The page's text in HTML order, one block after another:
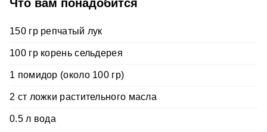
Что вам понадобится
150 гр репчатый лук
100 гр корень сельдерея
1 помидор (около 100 гр)
2 ст ложки растительного масла
0.5 л вода